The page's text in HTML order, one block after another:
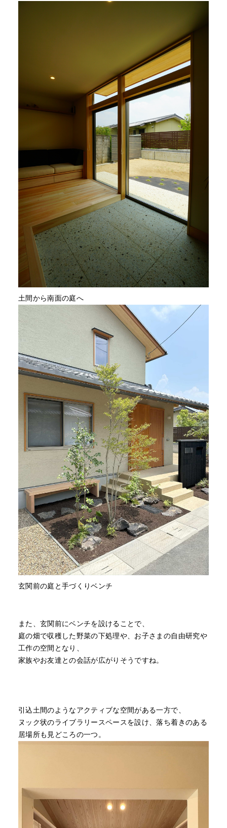
土間から南面の庭へ
玄関前の庭と手づくりベンチ
また、玄関前にベンチを設けることで、
庭の畑で収穫した野菜の下処理や、お子さまの自由研究や
工作の空間となり、
家族やお友達との会話が広がりそうですね。
引込土間のようなアクティブな空間がある一方で、
ヌック状のライブラリースペースを設け、落ち着きのある
居場所も見どころの一つ。